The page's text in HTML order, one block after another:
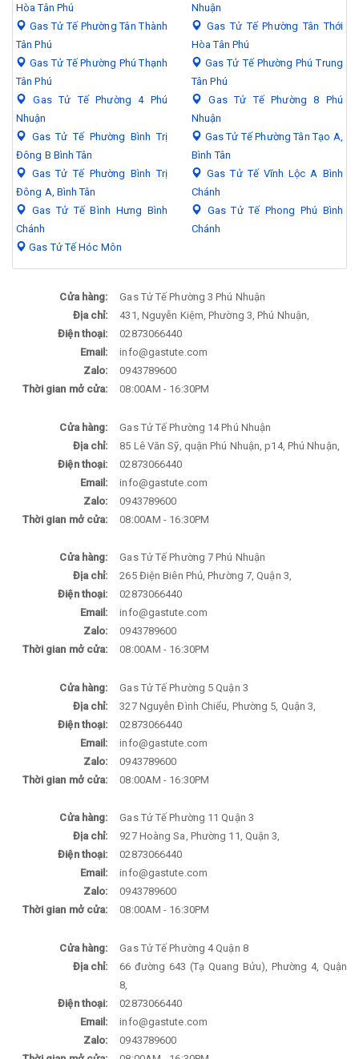
Hòa Tân Phú
Nhuận
Gas Tử Tế Phường Tân Thành
Tân Phú
Gas Tử Tế Phường Tân Thới
Hòa Tân Phú
Gas Tử Tế Phường Phú Thạnh
Tân Phú
Gas Tử Tế Phường Phú Trung
Tân Phú
Gas Tử Tế Phường 4 Phú
Nhuận
Gas Tử Tế Phường 8 Phú
Nhuận
Gas Tử Tế Phường Bình Trị
Đông B Bình Tân
Gas Tử Tế Phường Tân Tạo A,
Bình Tân
Gas Tử Tế Phường Bình Trị
Đông A, Bình Tân
Gas Tử Tế Vĩnh Lộc A Bình
Chánh
Gas Tử Tế Bình Hưng Bình
Chánh
Gas Tử Tế Phong Phú Bình
Chánh
Gas Tử Tế Hóc Môn
Cửa hàng:
Gas Tử Tế Phường 3 Phú Nhuận
Địa chỉ:
431, Nguyễn Kiệm, Phường 3, Phú Nhuận,
Điện thoại:
02873066440
Email:
info@gastute.com
Zalo:
0943789600
Thời gian mở cửa:
08:00AM - 16:30PM
Cửa hàng:
Gas Tử Tế Phường 14 Phú Nhuận
Địa chỉ:
85 Lê Văn Sỹ, quận Phú Nhuận, p14, Phú Nhuận,
Điện thoại:
02873066440
Email:
info@gastute.com
Zalo:
0943789600
Thời gian mở cửa:
08:00AM - 16:30PM
Cửa hàng:
Gas Tử Tế Phường 7 Phú Nhuận
Địa chỉ:
265 Điện Biên Phủ, Phường 7, Quận 3,
Điện thoại:
02873066440
Email:
info@gastute.com
Zalo:
0943789600
Thời gian mở cửa:
08:00AM - 16:30PM
Cửa hàng:
Gas Tử Tế Phường 5 Quận 3
Địa chỉ:
327 Nguyễn Đình Chiểu, Phường 5, Quận 3,
Điện thoại:
02873066440
Email:
info@gastute.com
Zalo:
0943789600
Thời gian mở cửa:
08:00AM - 16:30PM
Cửa hàng:
Gas Tử Tế Phường 11 Quận 3
Địa chỉ:
927 Hoàng Sa, Phường 11, Quận 3,
Điện thoại:
02873066440
Email:
info@gastute.com
Zalo:
0943789600
Thời gian mở cửa:
08:00AM - 16:30PM
Cửa hàng:
Gas Tử Tế Phường 4 Quận 8
Địa chỉ:
66 đường 643 (Tạ Quang Bửu), Phường 4, Quận
8,
Điện thoại:
02873066440
Email:
info@gastute.com
Zalo:
0943789600